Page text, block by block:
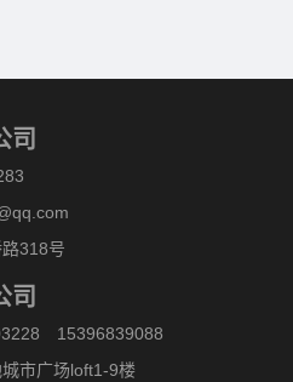
司
318号
司
15396839088
市广场loft1-9楼